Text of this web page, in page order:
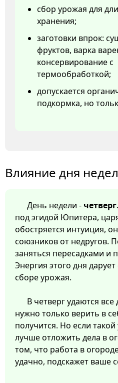
сбор урожая для
хранения;
заготовки впрок:
фруктов, варка
консервирование с
термообработкой;
допускается
подкормка, но
Влияние дня
День недели - четверг
под эгидой Юпитера,
обостряется интуиция,
союзников от недругов.
заняться пересадками и
Энергия этого дня
сборе урожая.
В четверг удаются все
нужно только верить в
получится. Но если
лучше отложить дела в
том, что работа в
удачно, подскажет ваше